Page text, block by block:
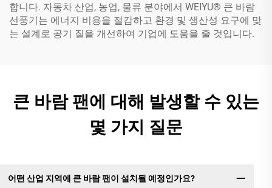
합니다. 자동차 산업, 농업, 물류 분야에서 WEIYU® 큰 바람
선풍기는 에너지 비용을 절감하고 환경 및 생산성 요구에 맞
는 설계로 공기 질을 개선하여 기업에 도움을 줄 것입니다.
큰 바람 팬에 대해 발생할 수 있는
몇 가지 질문
어떤 산업 지역에 큰 바람 팬이 설치될 예정인가요?